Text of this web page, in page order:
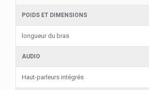
POIDS ET DIMENSIONS
longueur du bras
AUDIO
Haut-parleurs intégrés